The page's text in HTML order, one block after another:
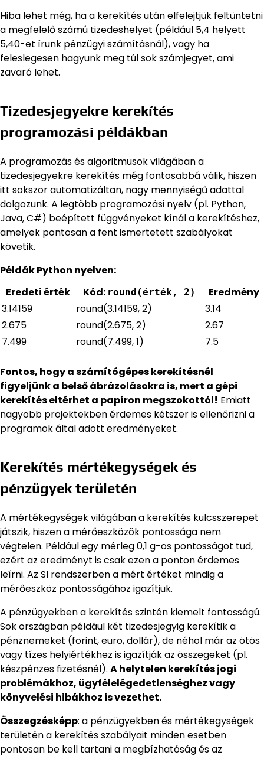
Hiba lehet még, ha a kerekítés után elfelejtjük feltüntetni
a megfelelő számú tizedeshelyet (például 5,4 helyett
5,40-et írunk pénzügyi számításnál), vagy ha
feleslegesen hagyunk meg túl sok számjegyet, ami
zavaró lehet.
Tizedesjegyekre kerekítés
programozási példákban
A programozás és algoritmusok világában a
tizedesjegyekre kerekítés még fontosabbá válik, hiszen
itt sokszor automatizáltan, nagy mennyiségű adattal
dolgozunk. A legtöbb programozási nyelv (pl. Python,
Java, C#) beépített függvényeket kínál a kerekítéshez,
amelyek pontosan a fent ismertetett szabályokat
követik.
Példák Python nyelven:
Eredeti érték
Kód: round(érték, 2)
Eredmény
3.14159
round(3.14159, 2)
3.14
2.675
round(2.675, 2)
2.67
7.499
round(7.499, 1) 7.5
Fontos, hogy a számítógépes kerekítésnél
figyeljünk a belső ábrázolásokra is, mert a gépi
kerekítés eltérhet a papíron megszokottól! Emiatt
nagyobb projektekben érdemes kétszer is ellenőrizni a
programok által adott eredményeket.
Kerekítés mértékegységek és
pénzügyek területén
A mértékegységek világában a kerekítés kulcsszerepet
játszik, hiszen a mérőeszközök pontossága nem
végtelen. Például egy mérleg 0,1 g-os pontosságot tud,
ezért az eredményt is csak ezen a ponton érdemes
leírni. Az SI rendszerben a mért értéket mindig a
mérőeszköz pontosságához igazítjuk.
A pénzügyekben a kerekítés szintén kiemelt fontosságú.
Sok országban például két tizedesjegyig kerekítik a
pénznemeket (forint, euro, dollár), de néhol már az ötös
vagy tízes helyiértékhez is igazítják az összegeket (pl.
készpénzes fizetésnél). A helytelen kerekítés jogi
problémákhoz, ügyfélelégedetlenséghez vagy
könyvelési hibákhoz is vezethet.
Összegzésképp: a pénzügyekben és mértékegységek
területén a kerekítés szabályait minden esetben
pontosan be kell tartani a megbízhatóság és az